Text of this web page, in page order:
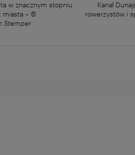
w znacznym stopniu
miasta – ©
Stemper
Kanał
rowerzystów i